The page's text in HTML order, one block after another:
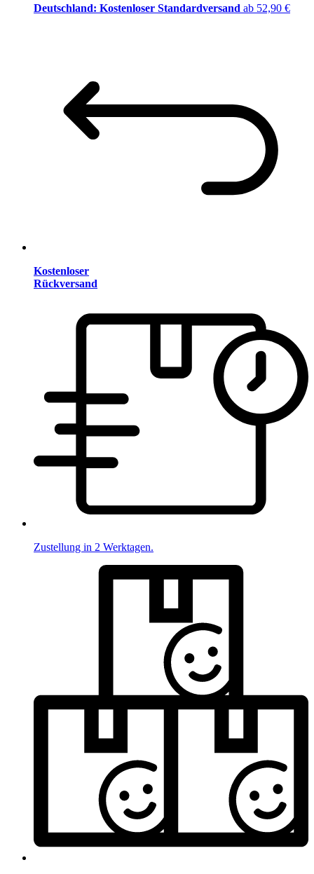
Deutschland: Kostenloser Standardversand ab 52,90 €
Kostenloser
Rückversand
Zustellung in 2 Werktagen.